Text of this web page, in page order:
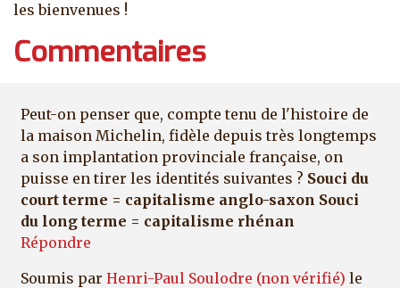
les bienvenues !
Commentaires
Peut-on penser que, compte tenu de l'histoire de
la maison Michelin, fidèle depuis très longtemps
a son implantation provinciale française, on
puisse en tirer les identités suivantes ? Souci du
court terme = capitalisme anglo-saxon Souci
du long terme = capitalisme rhénan
Répondre
Soumis par Henri-Paul Soulodre (non vérifié) le